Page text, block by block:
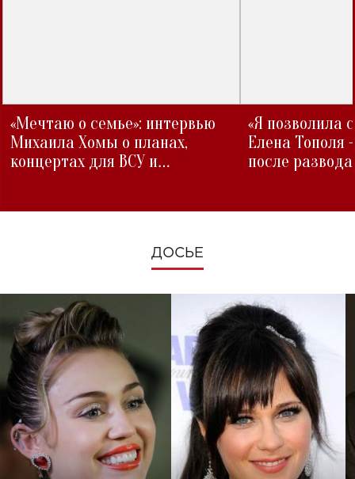
«Мечтаю о семье»: интервью
Михаила Хомы о планах,
концертах для ВСУ и
«Я позволила
Елена Тополя
после развода
ДОСЬЕ